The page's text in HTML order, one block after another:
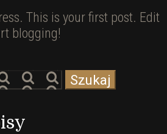
This is your first post. Edit
blogging!